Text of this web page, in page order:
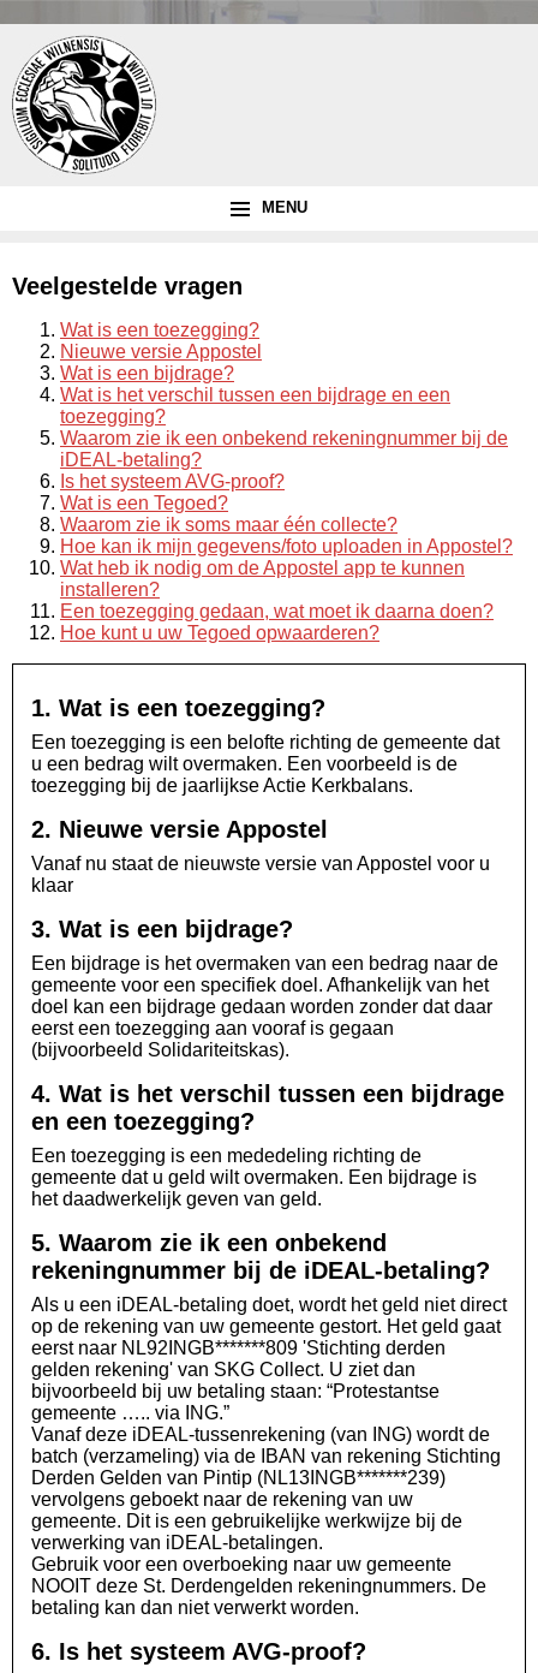
MENU
Veelgestelde vragen
Wat is een toezegging?
Nieuwe versie Appostel
Wat is een bijdrage?
Wat is het verschil tussen een bijdrage en een
toezegging?
Waarom zie ik een onbekend rekeningnummer bij de
iDEAL-betaling?
Is het systeem AVG-proof?
Wat is een Tegoed?
Waarom zie ik soms maar één collecte?
Hoe kan ik mijn gegevens/foto uploaden in Appostel?
Wat heb ik nodig om de Appostel app te kunnen
installeren?
Een toezegging gedaan, wat moet ik daarna doen?
Hoe kunt u uw Tegoed opwaarderen?
1. Wat is een toezegging?
Een toezegging is een belofte richting de gemeente dat
u een bedrag wilt overmaken. Een voorbeeld is de
toezegging bij de jaarlijkse Actie Kerkbalans.
2. Nieuwe versie Appostel
Vanaf nu staat de nieuwste versie van Appostel voor u
klaar
3. Wat is een bijdrage?
Een bijdrage is het overmaken van een bedrag naar de
gemeente voor een specifiek doel. Afhankelijk van het
doel kan een bijdrage gedaan worden zonder dat daar
eerst een toezegging aan vooraf is gegaan
(bijvoorbeeld Solidariteitskas).
4. Wat is het verschil tussen een bijdrage
en een toezegging?
Een toezegging is een mededeling richting de
gemeente dat u geld wilt overmaken. Een bijdrage is
het daadwerkelijk geven van geld.
5. Waarom zie ik een onbekend
rekeningnummer bij de iDEAL-betaling?
Als u een iDEAL-betaling doet, wordt het geld niet direct
op de rekening van uw gemeente gestort. Het geld gaat
eerst naar NL92INGB*******809 'Stichting derden
gelden rekening' van SKG Collect. U ziet dan
bijvoorbeeld bij uw betaling staan: “Protestantse
gemeente ….. via ING.”
Vanaf deze iDEAL-tussenrekening (van ING) wordt de
batch (verzameling) via de IBAN van rekening Stichting
Derden Gelden van Pintip (NL13INGB*******239)
vervolgens geboekt naar de rekening van uw
gemeente. Dit is een gebruikelijke werkwijze bij de
verwerking van iDEAL-betalingen.
Gebruik voor een overboeking naar uw gemeente
NOOIT deze St. Derdengelden rekeningnummers. De
betaling kan dan niet verwerkt worden.
6. Is het systeem AVG-proof?